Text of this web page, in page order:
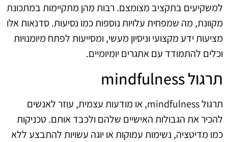
למשקיעים בתקציב מצומצם. רבות מהן מתקיימות במתכונת
מקוונת, מה שמפחית עלויות נוספות כמו נסיעות. סדנאות אלו
מציעות ידע מקצועי וניסיון מעשי, ומסייעות לפתח מיומנויות
וכלים להתמודד עם אתגרים יומיומיים.
תרגול mindfulness
תרגול mindfulness, או מודעות עצמית, עוזר לאנשים
להכיר את הגבולות האישיים שלהם ולכבד אותם. טכניקות
כמו מדיטציה, נשימות עמוקות או יוגה עשויות להתבצע ללא